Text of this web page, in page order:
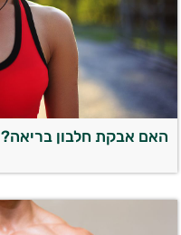
האם אבקת חלבון בריאה?